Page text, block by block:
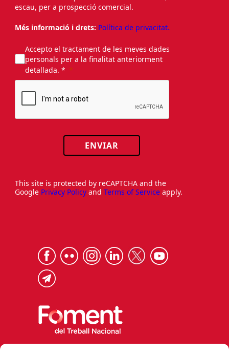
escau, per a prospecció comercial.
Més informació i drets: Política de privacitat.
Accepto el tractament de les meves dades
personals per a la finalitat anteriorment
detallada. *
ENVIAR
This site is protected by reCAPTCHA and the
Google Privacy Policy and Terms of Service apply.